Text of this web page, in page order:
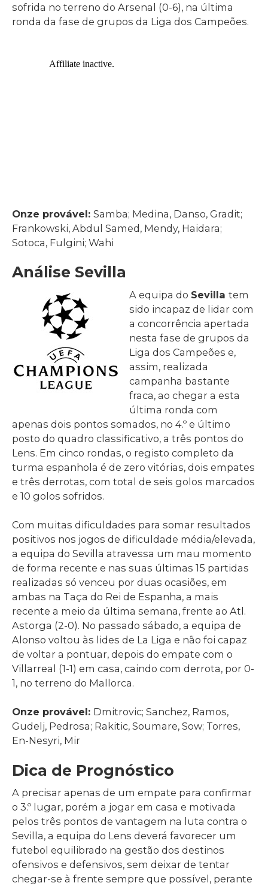
sofrida no terreno do Arsenal (0-6), na última
ronda da fase de grupos da Liga dos Campeões.
Onze provável: Samba; Medina, Danso, Gradit;
Frankowski, Abdul Samed, Mendy, Haidara;
Sotoca, Fulgini; Wahi
Análise Sevilla
A equipa do Sevillatem
sido incapaz de lidar com
a concorrência apertada
nesta fase de grupos da
Liga dos Campeões e,
assim, realizada
campanha bastante
fraca, ao chegar a esta
última ronda com
apenas dois pontos somados, no 4.º e último
posto do quadro classificativo, a três pontos do
Lens. Em cinco rondas, o registo completo da
turma espanhola é de zero vitórias, dois empates
e três derrotas, com total de seis golos marcados
e 10 golos sofridos.
Com muitas dificuldades para somar resultados
positivos nos jogos de dificuldade média/elevada,
a equipa do Sevilla atravessa um mau momento
de forma recente e nas suas últimas 15 partidas
realizadas só venceu por duas ocasiões, em
ambas na Taça do Rei de Espanha, a mais
recente a meio da última semana, frente ao Atl.
Astorga (2-0). No passado sábado, a equipa de
Alonso voltou às lides de La Liga e não foi capaz
de voltar a pontuar, depois do empate com o
Villarreal (1-1) em casa, caindo com derrota, por 0-
1, no terreno do Mallorca.
Onze provável: Dmitrovic; Sanchez, Ramos,
Gudelj, Pedrosa; Rakitic, Soumare, Sow; Torres,
En-Nesyri, Mir
Dica de Prognóstico
A precisar apenas de um empate para confirmar
o 3.º lugar, porém a jogar em casa e motivada
pelos três pontos de vantagem na luta contra o
Sevilla, a equipa do Lens deverá favorecer um
futebol equilibrado na gestão dos destinos
ofensivos e defensivos, sem deixar de tentar
chegar-se à frente sempre que possível, perante